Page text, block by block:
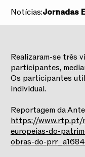
Notícias:Jornadas
Realizaram-se três
participantes,
Os participantes
individual.
Reportagem da
https://www.rtp.pt/
europeias-do-
obras-do-